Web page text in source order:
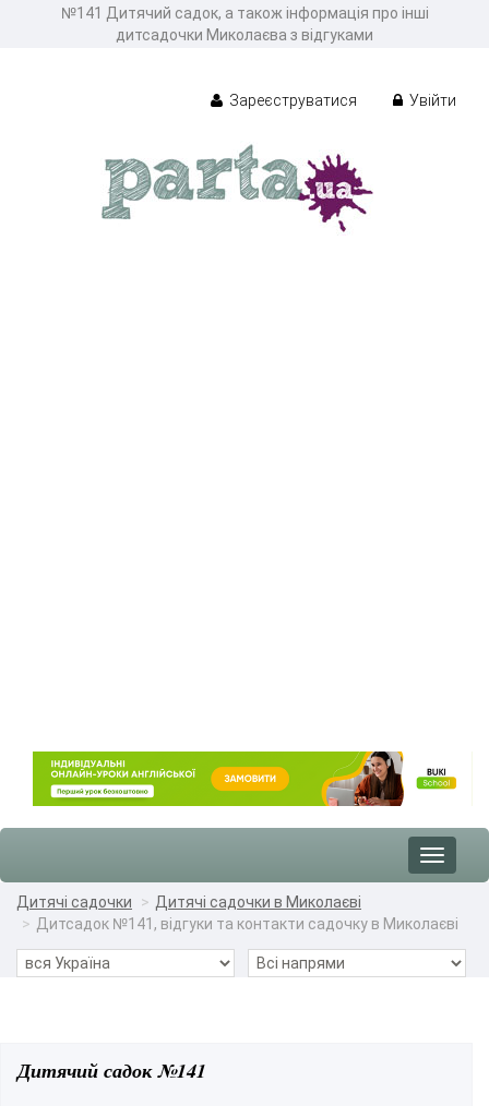
№141 Дитячий садок, а також інформація про інші
дитсадочки Миколаєва з відгуками
Зареєструватися Увійти
Toggle
Дитячі садочки
Дитячі садочки в Миколаєві
Дитсадок №141, відгуки та контакти садочку в Миколаєві
Дитячий садок №141